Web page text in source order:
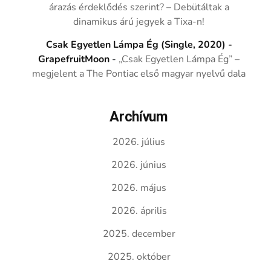
árazás érdeklődés szerint? – Debütáltak a
dinamikus árú jegyek a Tixa-n!
Csak Egyetlen Lámpa Ég (Single, 2020) -
GrapefruitMoon - „Csak Egyetlen Lámpa Ég” –
megjelent a The Pontiac első magyar nyelvű dala
Archívum
2026. július
2026. június
2026. május
2026. április
2025. december
2025. október